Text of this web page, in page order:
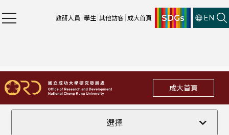
教研人員 學生 其他訪客 成大首頁 SDGs EN
成大首頁
選擇
全部